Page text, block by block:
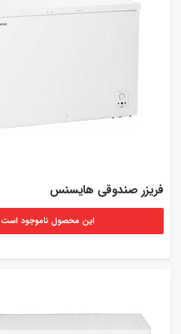
فریزر صندوقی هایسنس
این محصول ناموجود است